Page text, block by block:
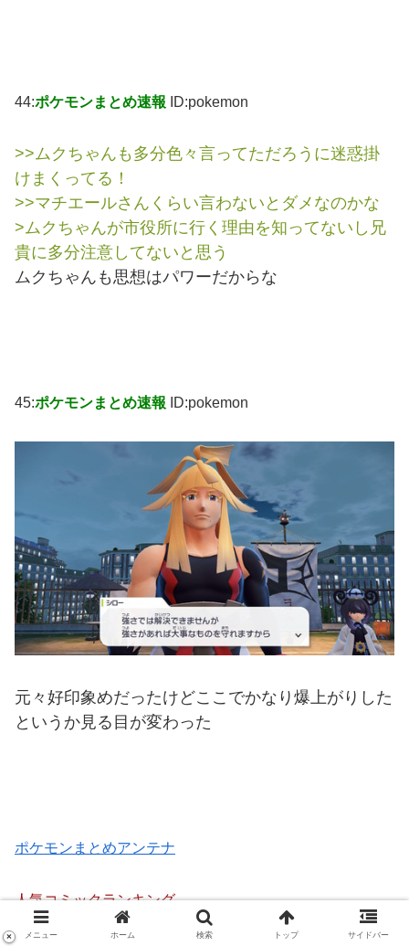
44:ポケモンまとめ速報 ID:pokemon
>>ムクちゃんも多分色々言ってただろうに迷惑掛
けまくってる！
>>マチエールさんくらい言わないとダメなのかな
>ムクちゃんが市役所に行く理由を知ってないし兄
貴に多分注意してないと思う
ムクちゃんも思想はパワーだからな
45:ポケモンまとめ速報 ID:pokemon
元々好印象めだったけどここでかなり爆上がりした
というか見る目が変わった
ポケモンまとめアンテナ
人気コミックランキング
メニュー ホーム 検索 トップ サイドバー
×